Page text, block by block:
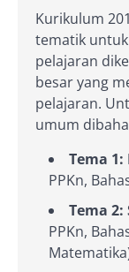
Kurikulum
tematik
pelajaran
besar yang
pelajaran.
umum
Tema
PPKn,
Tema
PPKn,